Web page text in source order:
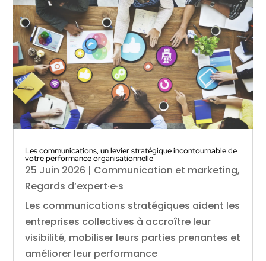
Les communications, un levier stratégique incontournable de
votre performance organisationnelle
25 Juin 2026 | Communication et marketing,
Regards d’expert·e·s
Les communications stratégiques aident les
entreprises collectives à accroître leur
visibilité, mobiliser leurs parties prenantes et
améliorer leur performance